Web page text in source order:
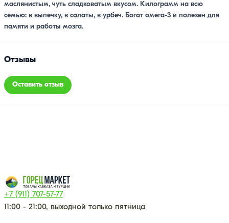
маслянистым, чуть сладковатым вкусом. Килограмм на всю
семью: в выпечку, в салаты, в урбеч. Богат омега-3 и полезен для
памяти и работы мозга.
Отзывы
Оставить отзыв
+7 (911) 707-57-77
11:00 - 21:00, выходной только пятница